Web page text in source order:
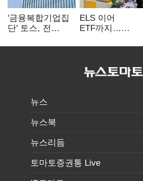
'금융복합기업집
단' 토스, 전
표준화
ELS 이어
ETF까지…
제동 걸린 은행
뉴스
뉴스북
뉴스리듬
토마토증권통 Live